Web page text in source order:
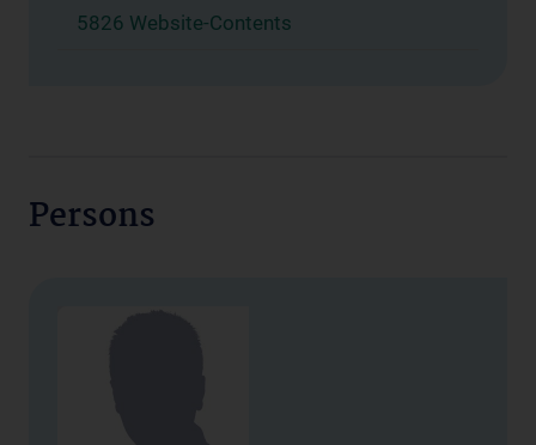
5826 Website-Contents
Persons